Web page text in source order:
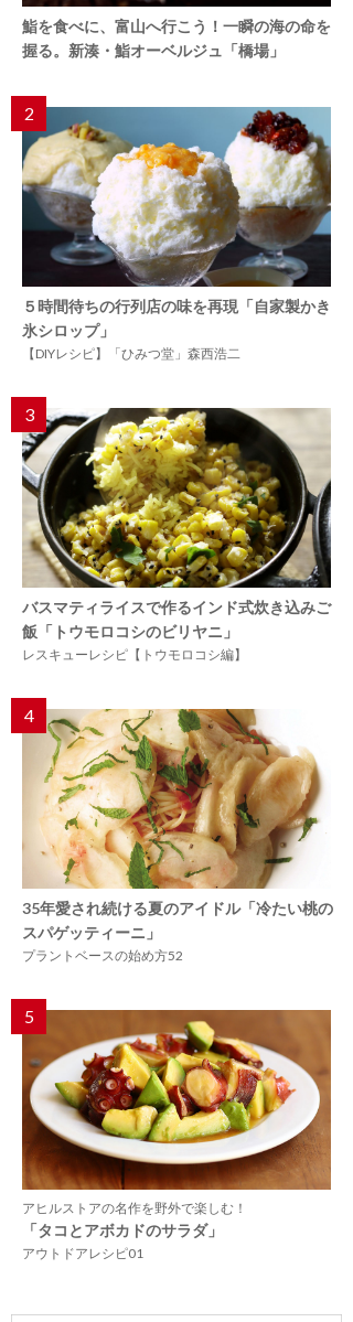
鮨を食べに、富山へ行こう！一瞬の海の命を
握る。新湊・鮨オーベルジュ「橋場」
2
５時間待ちの行列店の味を再現「自家製かき
氷シロップ」
【DIYレシピ】「ひみつ堂」森西浩二
3
バスマティライスで作るインド式炊き込みご
飯「トウモロコシのビリヤニ」
レスキューレシピ【トウモロコシ編】
4
35年愛され続ける夏のアイドル「冷たい桃の
スパゲッティーニ」
プラントベースの始め方52
5
アヒルストアの名作を野外で楽しむ！
「タコとアボカドのサラダ」
アウトドアレシピ01